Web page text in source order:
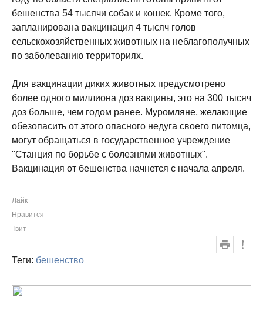
бешенства 54 тысячи собак и кошек. Кроме того,
запланирована вакцинация 4 тысяч голов
сельскохозяйственных животных на неблагополучных
по заболеванию территориях.
Для вакцинации диких животных предусмотрено
более одного миллиона доз вакцины, это на 300 тысяч
доз больше, чем годом ранее. Муромляне, желающие
обезопасить от этого опасного недуга своего питомца,
могут обращаться в государственное учреждение
"Станция по борьбе с болезнями животных".
Вакцинация от бешенства начнется с начала апреля.
Лайк
Нравится
Твит
Теги: бешенство